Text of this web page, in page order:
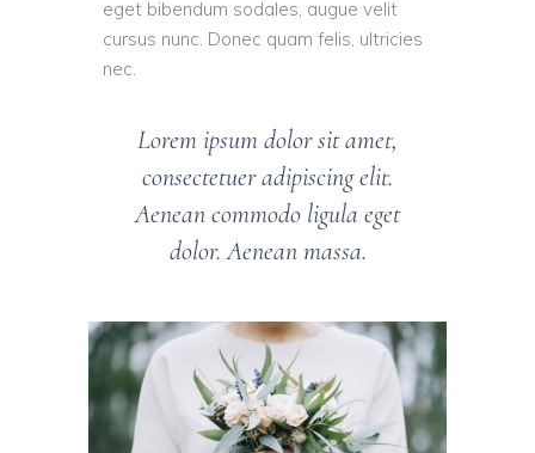
eget bibendum sodales, augue velit
cursus nunc. Donec quam felis, ultricies
nec.
Lorem ipsum dolor sit amet,
consectetuer adipiscing elit.
Aenean commodo ligula eget
dolor. Aenean massa.